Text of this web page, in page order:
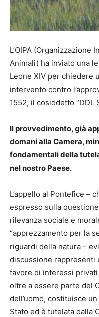
L’OIPA (Organizzazione
Animali) ha inviato una
Leone XIV per chiedere
intervento contro
1552, il cosiddetto “DDL
Il provvedimento, già
domani alla Camera,
fondamentali della
nel nostro Paese.
L’appello al Pontefice –
espresso sulla
rilevanza sociale e
“apprezzamento per la
riguardi della natura –
discussione rappresenti
favore di interessi privati
oltre a essere parte del
dell’uomo, costituisce
Stato ed è tutelata dalla